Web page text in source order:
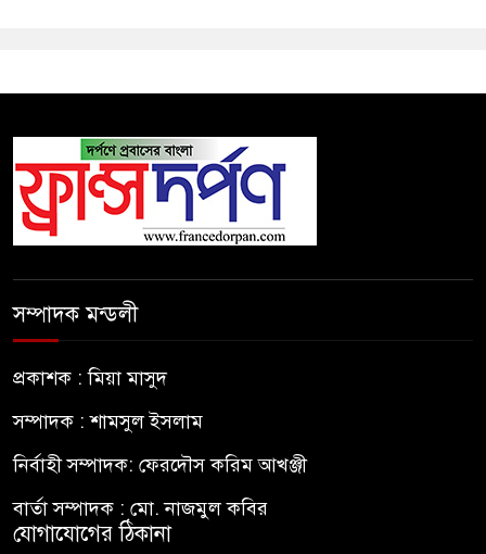
সম্পাদক মন্ডলী
প্রকাশক : মিয়া মাসুদ
সম্পাদক : শামসুল ইসলাম
নির্বাহী সম্পাদক: ফেরদৌস করিম আখঞ্জী
বার্তা সম্পাদক : মো. নাজমুল কবির
যোগাযোগের ঠিকানা